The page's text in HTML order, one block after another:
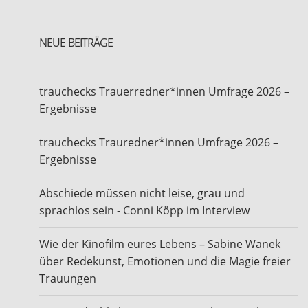
Tränchen verdrückt und mich die
Bräutigamsschwester ganz beseelt anschaut, dann
muss ich richtig aufpassen, nicht selbst loszuweinen.
Denn es ist wirklich ein sehr
schönes Gefühl, die eigene Musikalität in diesen
Dienst zu stellen und mit all den
singen als sowieso schon. Die
unterschiedlichen Paare kennen zu lernen, mit ihrer
NEUE BEITRÄGE
trauchecks Trauerredner*innen Umfrage 2026 –
Ergebnisse
trauchecks Trauredner*innen Umfrage 2026 –
Ergebnisse
Abschiede müssen nicht leise, grau und
sprachlos sein - Conni Köpp im Interview
Wie der Kinofilm eures Lebens – Sabine Wanek
über Redekunst, Emotionen und die Magie freier
Trauungen